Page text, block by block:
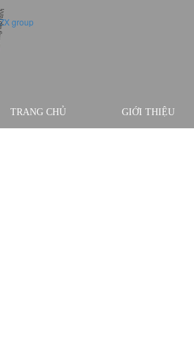
TRANG CHỦ GIỚI THIỆU